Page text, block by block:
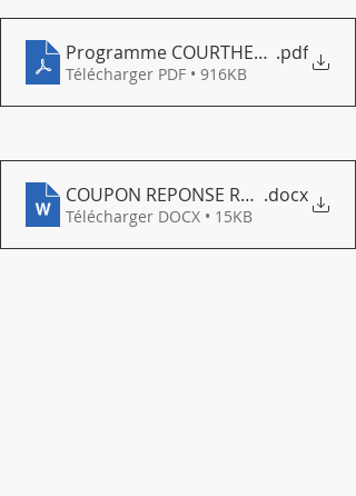
Programme COURTHEZON - 20
.pdf
Télécharger PDF • 916KB
COUPON REPONSE REPAS.docx
Télécharger DOCX • 15KB